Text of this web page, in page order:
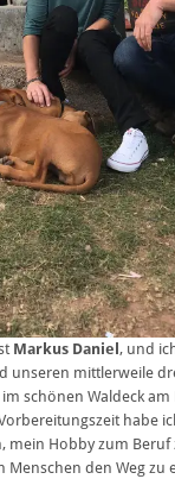
Markus Daniel, und
unseren mittlerweile
schönen Waldeck am
habe
mein Hobby zum Beruf
Menschen den Weg zu